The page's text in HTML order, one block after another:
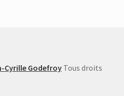
Cyrille GodefroyTous droits